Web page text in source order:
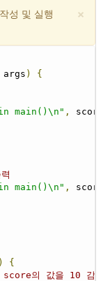
×
성 및 실행
args )
{
main()\n" , score
main()\n" ,
score
)
{
의 값을 10 감